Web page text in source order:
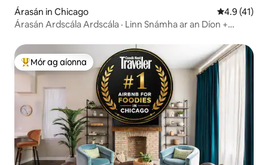
Árasán in Chicago Meánrátáil
4.9 (41)
Árasán Ardscála Ardscála · Linn Snámha ar an Díon +
An-mhór ag aíonna
Mór ag aíonna